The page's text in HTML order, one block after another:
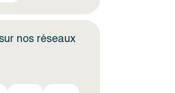
nos réseaux